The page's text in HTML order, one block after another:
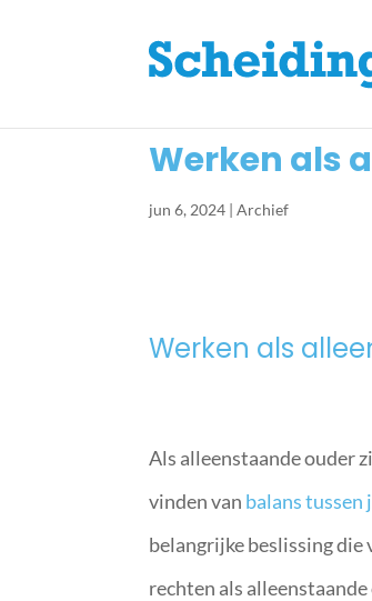
Werken als
jun 6, 2024 |Archief
Werken als
Als alleenstaande ouder
vinden van balans tussen
belangrijke beslissing die
rechten als